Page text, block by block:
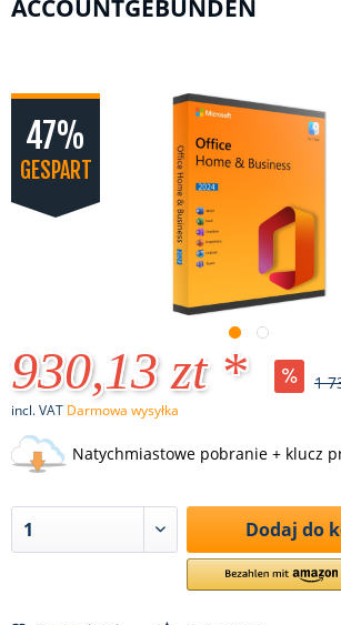
ACCOUNTGEBUNDEN
47%
GESPART
930,13 zt * 1
incl. VAT Darmowa wysyłka
Natychmiastowe pobranie + klucz
Dodaj do